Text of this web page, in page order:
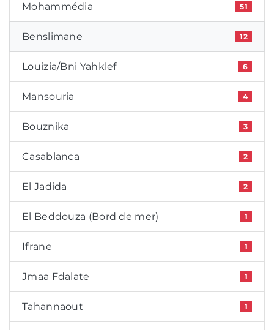
Mohammédia 51
Benslimane 12
Louizia/Bni Yahklef 6
Mansouria 4
Bouznika 3
Casablanca 2
El Jadida 2
El Beddouza (Bord de mer) 1
Ifrane 1
Jmaa Fdalate 1
Tahannaout 1